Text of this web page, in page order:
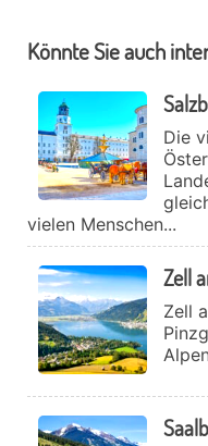
Könnte Sie auch
Die
vielen Menschen...
Zell
Zell